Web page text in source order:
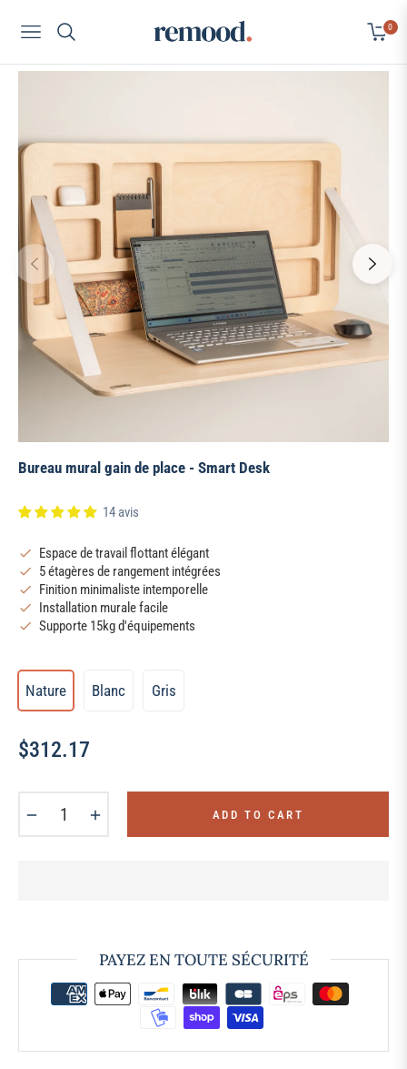
Navigation Cart
0
Bureau mural gain de place - Smart Desk
14 avis
Espace de travail flottant élégant
5 étagères de rangement intégrées
Finition minimaliste intemporelle
Installation murale facile
Supporte 15kg d'équipements
Nature Blanc Gris
Regular
$312.17
ADD TO CART
PAYEZ EN TOUTE SÉCURITÉ